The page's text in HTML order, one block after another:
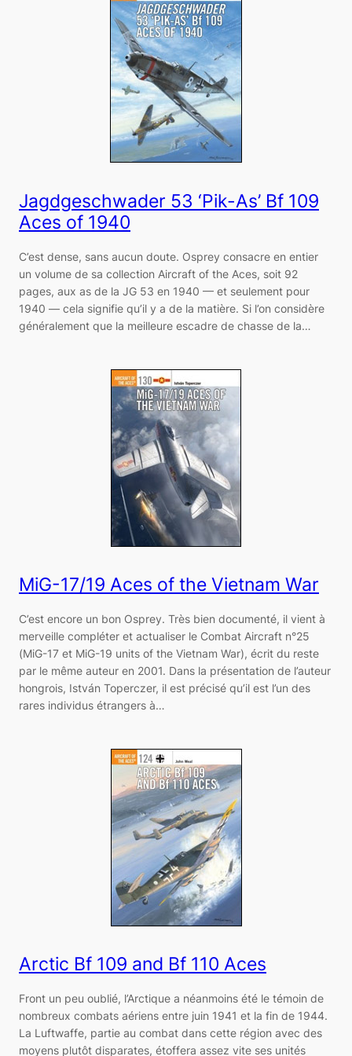
Jagdgeschwader 53 ‘Pik-As’ Bf 109
Aces of 1940
C’est dense, sans aucun doute. Osprey consacre en entier
un volume de sa collection Aircraft of the Aces, soit 92
pages, aux as de la JG 53 en 1940 — et seulement pour
1940 ― cela signifie qu’il y a de la matière. Si l’on considère
généralement que la meilleure escadre de chasse de la…
MiG-17/19 Aces of the Vietnam War
C’est encore un bon Osprey. Très bien documenté, il vient à
merveille compléter et actualiser le Combat Aircraft n°25
(MiG-17 et MiG-19 units of the Vietnam War), écrit du reste
par le même auteur en 2001. Dans la présentation de l’auteur
hongrois, István Toperczer, il est précisé qu’il est l’un des
rares individus étrangers à…
Arctic Bf 109 and Bf 110 Aces
Front un peu oublié, l’Arctique a néanmoins été le témoin de
nombreux combats aériens entre juin 1941 et la fin de 1944.
La Luftwaffe, partie au combat dans cette région avec des
moyens plutôt disparates, étoffera assez vite ses unités